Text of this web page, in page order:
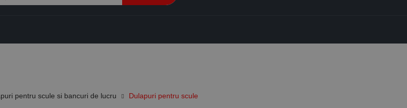
pentru scule si bancuri de lucru Dulapuri pentru scule